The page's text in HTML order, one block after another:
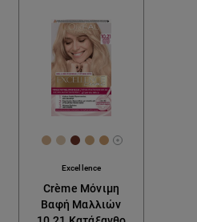
[Color]: #D6B28E
[Color]: #DDC8AE
[Color]: #6E3428
[Color]: #D0AA7D
[Color]: #D0A06F
More shades
Excellence
Crème Μόνιμη
Βαφή Μαλλιών